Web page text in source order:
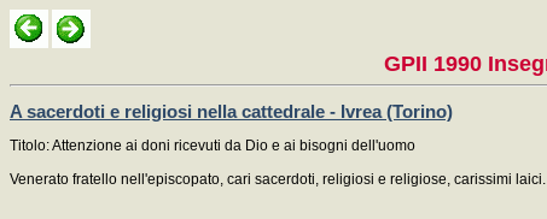
GPII 1990
A sacerdoti e religiosi nella cattedrale - Ivrea (Torino)
Titolo: Attenzione ai doni ricevuti da Dio e ai bisogni dell'uomo
Venerato fratello nell'episcopato, cari sacerdoti, religiosi e religiose, carissimi laici.